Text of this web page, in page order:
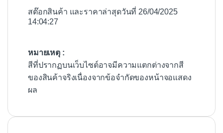
สต๊อกสินค้า และราคาล่าสุดวันที่ 26/04/2025
14:04:27
หมายเหตุ :
สีที่ปรากฏบนเว็บไซต์อาจมีความแตกต่างจากสี
ของสินค้าจริงเนื่องจากข้อจำกัดของหน้าจอแสดง
ผล